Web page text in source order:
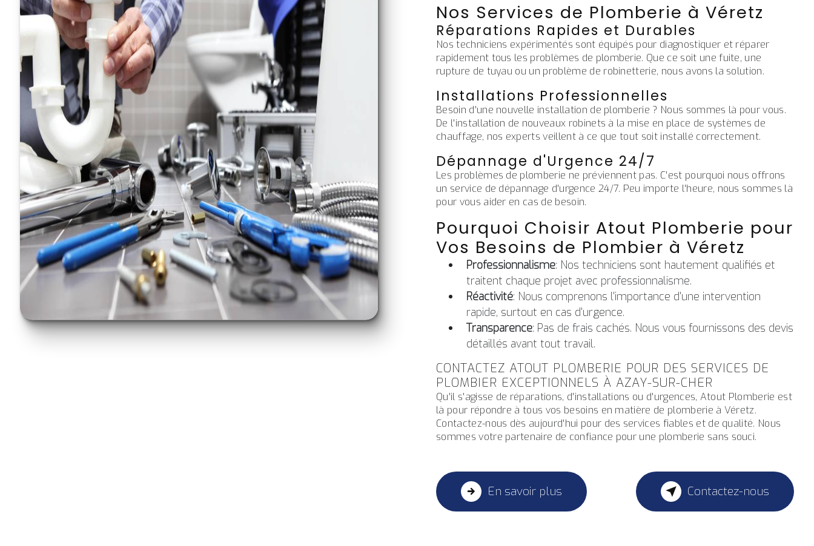
Nos Services de Plomberie à Véretz
Réparations Rapides et Durables
Nos techniciens expérimentés sont équipés pour diagnostiquer et réparer
rapidement tous les problèmes de plomberie. Que ce soit une fuite, une
rupture de tuyau ou un problème de robinetterie, nous avons la solution.
Installations Professionnelles
Besoin d'une nouvelle installation de plomberie ? Nous sommes là pour vous.
De l'installation de nouveaux robinets à la mise en place de systèmes de
chauffage, nos experts veillent à ce que tout soit installé correctement.
Dépannage d'Urgence 24/7
Les problèmes de plomberie ne préviennent pas. C'est pourquoi nous offrons
un service de dépannage d'urgence 24/7. Peu importe l'heure, nous sommes là
pour vous aider en cas de besoin.
Pourquoi Choisir Atout Plomberie pour
Vos Besoins de Plombier à Véretz
Professionnalisme: Nos techniciens sont hautement qualifiés et
traitent chaque projet avec professionnalisme.
Réactivité: Nous comprenons l'importance d'une intervention
rapide, surtout en cas d'urgence.
Transparence: Pas de frais cachés. Nous vous fournissons des devis
détaillés avant tout travail.
CONTACTEZ ATOUT PLOMBERIE POUR DES SERVICES DE
PLOMBIER EXCEPTIONNELS À AZAY-SUR-CHER
Qu'il s'agisse de réparations, d'installations ou d'urgences, Atout Plomberie est
là pour répondre à tous vos besoins en matière de plomberie à Véretz.
Contactez-nous dès aujourd'hui pour des services fiables et de qualité. Nous
sommes votre partenaire de confiance pour une plomberie sans souci.
En savoir plus Contactez-nous